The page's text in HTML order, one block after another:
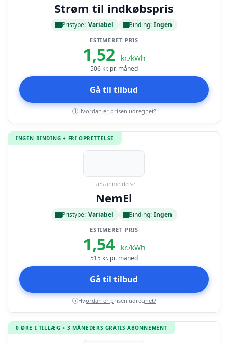
Strøm til indkøbspris
Pristype: Variabel Binding: Ingen
ESTIMERET PRIS
1,52 kr./kWh
506 kr. pr. måned
Gå til tilbud
i Hvordan er prisen udregnet?
INGEN BINDING + FRI OPRETTELSE
Læs anmeldelse
NemEl
Pristype: Variabel Binding: Ingen
ESTIMERET PRIS
1,54 kr./kWh
515 kr. pr. måned
Gå til tilbud
i Hvordan er prisen udregnet?
0 ØRE I TILLÆG + 3 MÅNEDERS GRATIS ABONNEMENT